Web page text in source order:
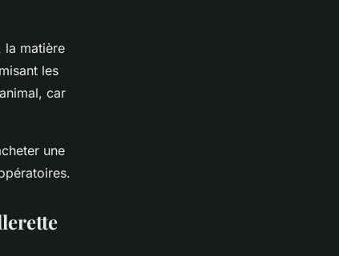
la matière
les
car
une